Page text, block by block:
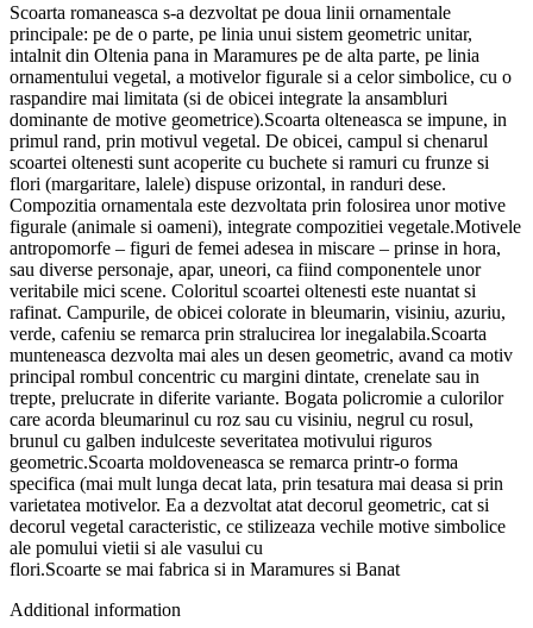
Scoarta romaneasca s-a dezvoltat pe doua linii ornamentale
principale: pe de o parte, pe linia unui sistem geometric unitar,
intalnit din Oltenia pana in Maramures pe de alta parte, pe linia
ornamentului vegetal, a motivelor figurale si a celor simbolice, cu o
raspandire mai limitata (si de obicei integrate la ansambluri
dominante de motive geometrice).Scoarta olteneasca se impune, in
primul rand, prin motivul vegetal. De obicei, campul si chenarul
scoartei oltenesti sunt acoperite cu buchete si ramuri cu frunze si
flori (margaritare, lalele) dispuse orizontal, in randuri dese.
Compozitia ornamentala este dezvoltata prin folosirea unor motive
figurale (animale si oameni), integrate compozitiei vegetale.Motivele
antropomorfe – figuri de femei adesea in miscare – prinse in hora,
sau diverse personaje, apar, uneori, ca fiind componentele unor
veritabile mici scene. Coloritul scoartei oltenesti este nuantat si
rafinat. Campurile, de obicei colorate in bleumarin, visiniu, azuriu,
verde, cafeniu se remarca prin stralucirea lor inegalabila.Scoarta
munteneasca dezvolta mai ales un desen geometric, avand ca motiv
principal rombul concentric cu margini dintate, crenelate sau in
trepte, prelucrate in diferite variante. Bogata policromie a culorilor
care acorda bleumarinul cu roz sau cu visiniu, negrul cu rosul,
brunul cu galben indulceste severitatea motivului riguros
geometric.Scoarta moldoveneasca se remarca printr-o forma
specifica (mai mult lunga decat lata, prin tesatura mai deasa si prin
varietatea motivelor. Ea a dezvoltat atat decorul geometric, cat si
decorul vegetal caracteristic, ce stilizeaza vechile motive simbolice
ale pomului vietii si ale vasului cu
flori.Scoarte se mai fabrica si in Maramures si Banat
Additional information